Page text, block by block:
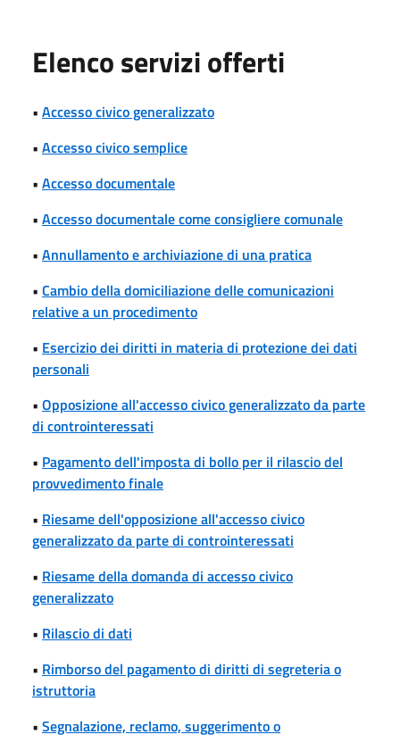
Elenco servizi offerti
• Accesso civico generalizzato
• Accesso civico semplice
• Accesso documentale
• Accesso documentale come consigliere comunale
• Annullamento e archiviazione di una pratica
• Cambio della domiciliazione delle comunicazioni
relative a un procedimento
• Esercizio dei diritti in materia di protezione dei dati
personali
• Opposizione all'accesso civico generalizzato da parte
di controinteressati
• Pagamento dell'imposta di bollo per il rilascio del
provvedimento finale
• Riesame dell'opposizione all'accesso civico
generalizzato da parte di controinteressati
• Riesame della domanda di accesso civico
generalizzato
• Rilascio di dati
• Rimborso del pagamento di diritti di segreteria o
istruttoria
• Segnalazione, reclamo, suggerimento o